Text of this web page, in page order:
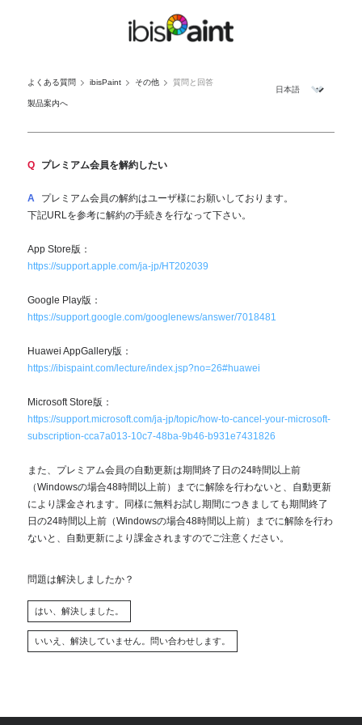
よくある質問 ibisPaint その他 質問と回答
製品案内へ
Q プレミアム会員を解約したい
A
プレミアム会員の解約はユーザ様にお願いしております。
下記URLを参考に解約の手続きを行なって下さい。
App Store版：
https://support.apple.com/ja-jp/HT202039
Google Play版：
https://support.google.com/googlenews/answer/7018481
Huawei AppGallery版：
https://ibispaint.com/lecture/index.jsp?no=26#huawei
Microsoft Store版：
https://support.microsoft.com/ja-jp/topic/how-to-cancel-your-microsoft-
subscription-cca7a013-10c7-48ba-9b46-b931e7431826
また、プレミアム会員の自動更新は期間終了日の24時間以上前
（Windowsの場合48時間以上前）までに解除を行わないと、自動更新
により課金されます。同様に無料お試し期間につきましても期間終了
日の24時間以上前（Windowsの場合48時間以上前）までに解除を行わ
ないと、自動更新により課金されますのでご注意ください。
問題は解決しましたか？